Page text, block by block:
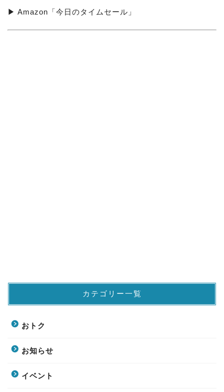
▶ Amazon「今日のタイムセール」
カテゴリー一覧
おトク
お知らせ
イベント